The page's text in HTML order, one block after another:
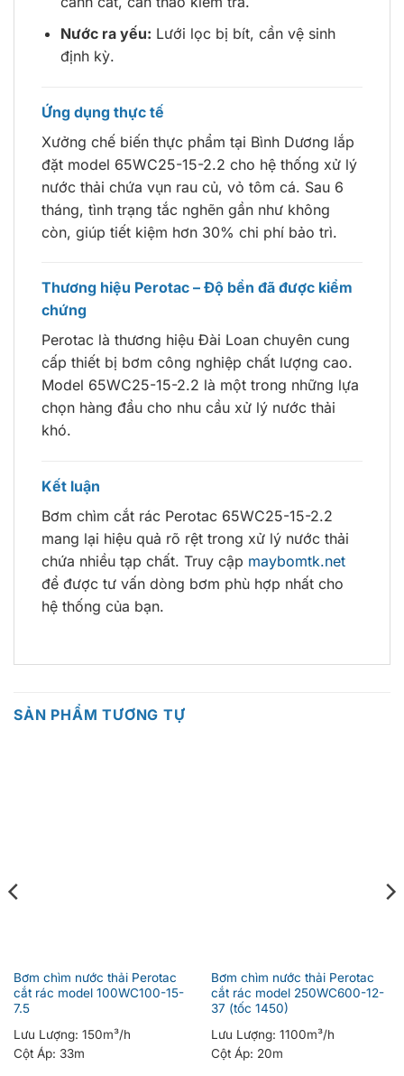
Nước ra yếu: Lưới lọc bị bít, cần vệ sinh
định kỳ.
Ứng dụng thực tế
Xưởng chế biến thực phẩm tại Bình Dương lắp
đặt model 65WC25-15-2.2 cho hệ thống xử lý
nước thải chứa vụn rau củ, vỏ tôm cá. Sau 6
tháng, tình trạng tắc nghẽn gần như không
còn, giúp tiết kiệm hơn 30% chi phí bảo trì.
Thương hiệu Perotac – Độ bền đã được kiểm
chứng
Perotac là thương hiệu Đài Loan chuyên cung
cấp thiết bị bơm công nghiệp chất lượng cao.
Model 65WC25-15-2.2 là một trong những lựa
chọn hàng đầu cho nhu cầu xử lý nước thải
khó.
Kết luận
Bơm chìm cắt rác Perotac 65WC25-15-2.2
mang lại hiệu quả rõ rệt trong xử lý nước thải
chứa nhiều tạp chất. Truy cập maybomtk.net
để được tư vấn dòng bơm phù hợp nhất cho
hệ thống của bạn.
SẢN PHẨM TƯƠNG TỰ
Bơm chìm nước thải Perotac
cắt rác model 100WC100-15-
7.5
Lưu Lượng: 150m³/h
Cột Áp: 33m
Bơm chìm nước thải Perotac
cắt rác model 250WC600-12-
37 (tốc 1450)
Lưu Lượng: 1100m³/h
Cột Áp: 20m